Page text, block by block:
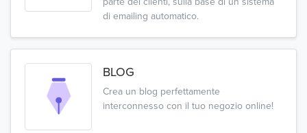
di emailing automatico.
BLOG
Crea un blog perfettamente
interconnesso con il tuo negozio online!